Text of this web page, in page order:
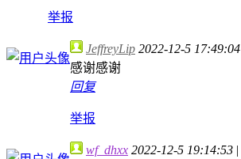
举报
JeffreyLip 2022-12-5 17:49:04
感谢感谢
回复
举报
wf_dhxx 2022-12-5 19:14:53 |